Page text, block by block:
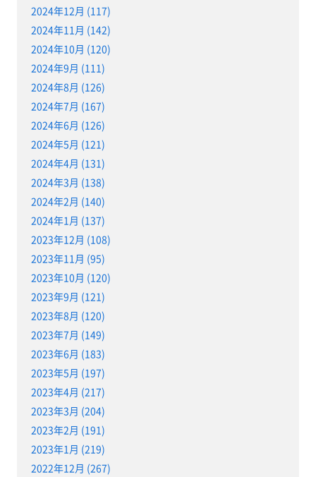
2024年12月 (117)
2024年11月 (142)
2024年10月 (120)
2024年9月 (111)
2024年8月 (126)
2024年7月 (167)
2024年6月 (126)
2024年5月 (121)
2024年4月 (131)
2024年3月 (138)
2024年2月 (140)
2024年1月 (137)
2023年12月 (108)
2023年11月 (95)
2023年10月 (120)
2023年9月 (121)
2023年8月 (120)
2023年7月 (149)
2023年6月 (183)
2023年5月 (197)
2023年4月 (217)
2023年3月 (204)
2023年2月 (191)
2023年1月 (219)
2022年12月 (267)